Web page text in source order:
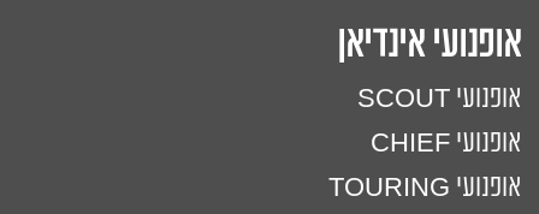
אופנועי אינדיאן
אופנועי SCOUT
אופנועי CHIEF
אופנועי TOURING